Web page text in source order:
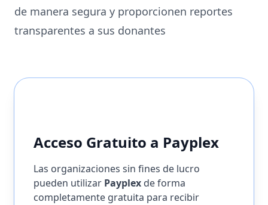
de manera segura y proporcionen reportes
transparentes a sus donantes
Acceso Gratuito a Payplex
Las organizaciones sin fines de lucro
pueden utilizar Payplex de forma
completamente gratuita para recibir